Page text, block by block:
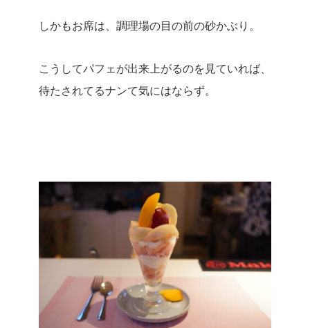
しかもお席は、調理場の目の前の砂かぶり。
こうしてパフェが出来上がるのを見ていれば、
待たされてるナンて気にはならず。